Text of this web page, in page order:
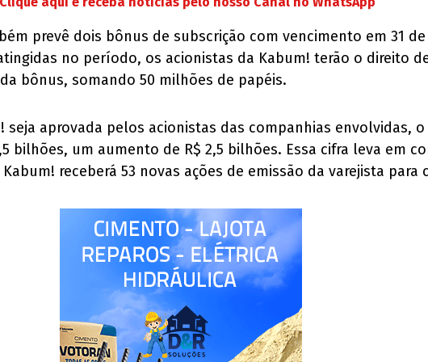
prevê dois bônus de subscrição com vencimento em 31 de
no período, os acionistas da Kabum! terão o direito
bônus, somando 50 milhões de papéis.
seja aprovada pelos acionistas das companhias envolvidas,
bilhões, um aumento de R$ 2,5 bilhões. Essa cifra leva em
receberá 53 novas ações de emissão da varejista para